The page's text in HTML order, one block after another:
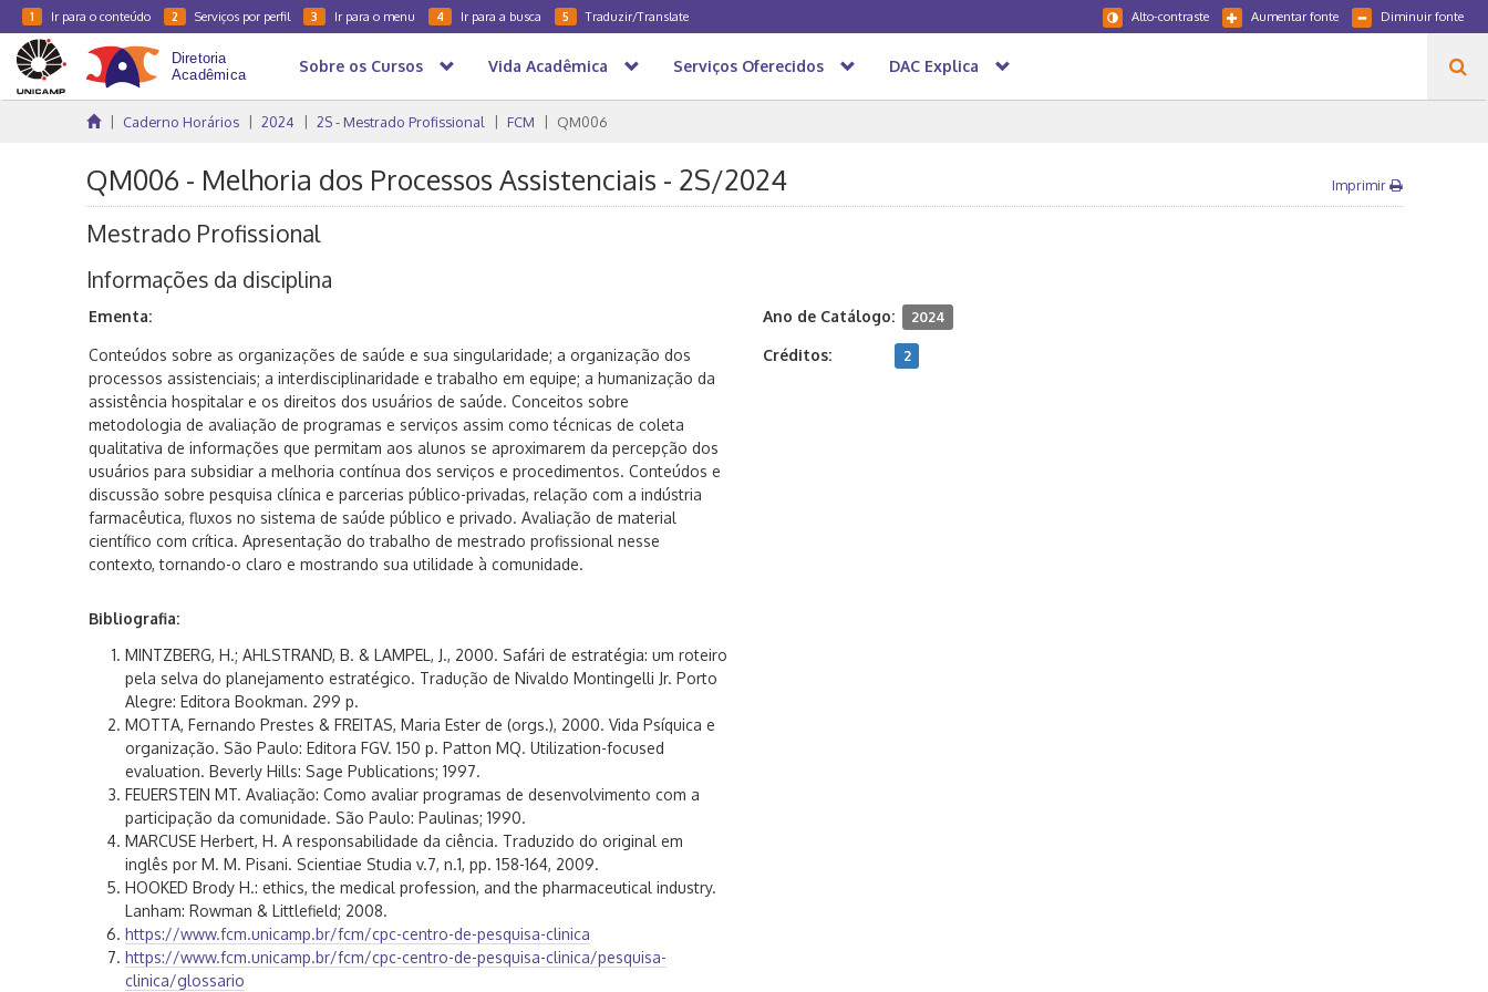
1 Ir para o conteúdo 2 Serviços por perfil 3 Ir para o menu 4 Ir para a busca 5 Traduzir/Translate Diminuir fonte
Aumentar fonte
Alto-contraste
Sobre os Cursos Vida Acadêmica Serviços Oferecidos DAC Explica
Caderno Horários 2024 2S - Mestrado Profissional FCM QM006
QM006 - Melhoria dos Processos Assistenciais - 2S/2024 Imprimir
Mestrado Profissional
Informações da disciplina
Ementa:
Conteúdos sobre as organizações de saúde e sua singularidade; a organização dos
processos assistenciais; a interdisciplinaridade e trabalho em equipe; a humanização da
assistência hospitalar e os direitos dos usuários de saúde. Conceitos sobre
metodologia de avaliação de programas e serviços assim como técnicas de coleta
qualitativa de informações que permitam aos alunos se aproximarem da percepção dos
usuários para subsidiar a melhoria contínua dos serviços e procedimentos. Conteúdos e
discussão sobre pesquisa clínica e parcerias público-privadas, relação com a indústria
farmacêutica, fluxos no sistema de saúde público e privado. Avaliação de material
científico com crítica. Apresentação do trabalho de mestrado profissional nesse
contexto, tornando-o claro e mostrando sua utilidade à comunidade.
Bibliografia:
MINTZBERG, H.; AHLSTRAND, B. & LAMPEL, J., 2000. Safári de estratégia: um roteiro
pela selva do planejamento estratégico. Tradução de Nivaldo Montingelli Jr. Porto
Alegre: Editora Bookman. 299 p.
MOTTA, Fernando Prestes & FREITAS, Maria Ester de (orgs.), 2000. Vida Psíquica e
organização. São Paulo: Editora FGV. 150 p. Patton MQ. Utilization-focused
evaluation. Beverly Hills: Sage Publications; 1997.
FEUERSTEIN MT. Avaliação: Como avaliar programas de desenvolvimento com a
participação da comunidade. São Paulo: Paulinas; 1990.
MARCUSE Herbert, H. A responsabilidade da ciência. Traduzido do original em
inglês por M. M. Pisani. Scientiae Studia v.7, n.1, pp. 158-164, 2009.
HOOKED Brody H.: ethics, the medical profession, and the pharmaceutical industry.
Lanham: Rowman & Littlefield; 2008.
https://www.fcm.unicamp.br/fcm/cpc-centro-de-pesquisa-clinica
https://www.fcm.unicamp.br/fcm/cpc-centro-de-pesquisa-clinica/pesquisa-
clinica/glossario
Ano de Catálogo: 2024
Créditos: 2